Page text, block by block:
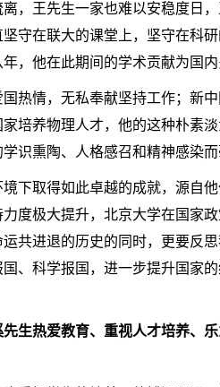
，王先生一家也难以安稳度日
守在联大的课堂上，坚守在科
，他在此期间的学术贡献为国
热情，无私奉献坚持工作；新
培养物理人才，他的这种朴素
识熏陶、人格感召和精神感染
下取得如此卓越的成就，源自
度极大提升，北京大学在国家
共进退的历史的同时，更要反
、科学报国，进一步提升国家
生热爱教育、重视人才培养、